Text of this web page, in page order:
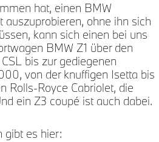
hat, einen BMW
auszuprobieren, ohne ihn sich
kann sich einen bei uns
BMW Z1 über den
bis zur gediegenen
von der knuffigen Isetta bis
Rolls-Royce Cabriolet, die
ein Z3 coupé ist auch dabei.
gibt es hier: